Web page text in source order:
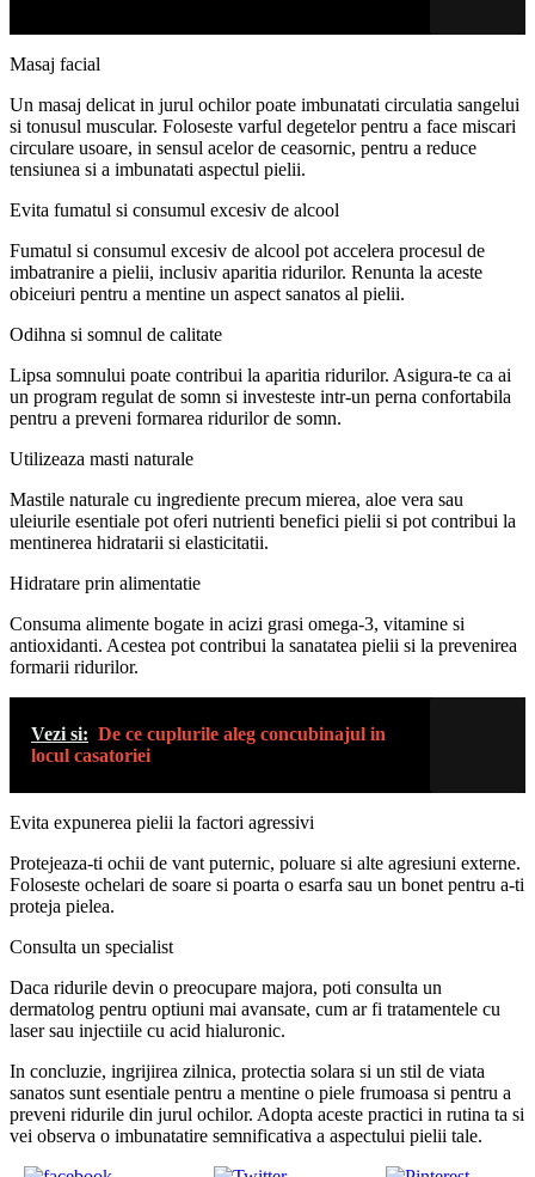
Masaj facial
Un masaj delicat in jurul ochilor poate imbunatati circulatia sangelui
si tonusul muscular. Foloseste varful degetelor pentru a face miscari
circulare usoare, in sensul acelor de ceasornic, pentru a reduce
tensiunea si a imbunatati aspectul pielii.
Evita fumatul si consumul excesiv de alcool
Fumatul si consumul excesiv de alcool pot accelera procesul de
imbatranire a pielii, inclusiv aparitia ridurilor. Renunta la aceste
obiceiuri pentru a mentine un aspect sanatos al pielii.
Odihna si somnul de calitate
Lipsa somnului poate contribui la aparitia ridurilor. Asigura-te ca ai
un program regulat de somn si investeste intr-un perna confortabila
pentru a preveni formarea ridurilor de somn.
Utilizeaza masti naturale
Mastile naturale cu ingrediente precum mierea, aloe vera sau
uleiurile esentiale pot oferi nutrienti benefici pielii si pot contribui la
mentinerea hidratarii si elasticitatii.
Hidratare prin alimentatie
Consuma alimente bogate in acizi grasi omega-3, vitamine si
antioxidanti. Acestea pot contribui la sanatatea pielii si la prevenirea
formarii ridurilor.
Vezi si: De ce cuplurile aleg concubinajul in
locul casatoriei
Evita expunerea pielii la factori agressivi
Protejeaza-ti ochii de vant puternic, poluare si alte agresiuni externe.
Foloseste ochelari de soare si poarta o esarfa sau un bonet pentru a-ti
proteja pielea.
Consulta un specialist
Daca ridurile devin o preocupare majora, poti consulta un
dermatolog pentru optiuni mai avansate, cum ar fi tratamentele cu
laser sau injectiile cu acid hialuronic.
In concluzie, ingrijirea zilnica, protectia solara si un stil de viata
sanatos sunt esentiale pentru a mentine o piele frumoasa si pentru a
preveni ridurile din jurul ochilor. Adopta aceste practici in rutina ta si
vei observa o imbunatatire semnificativa a aspectului pielii tale.